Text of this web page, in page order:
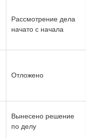
Рассмотрение дела
начато с начала
Отложено
Вынесено решение
по делу